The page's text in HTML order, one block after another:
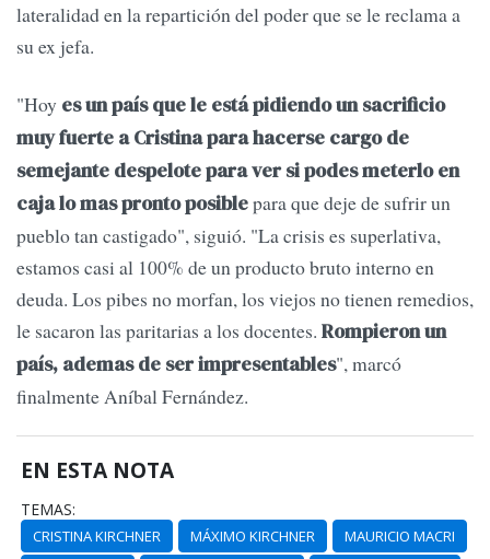
lateralidad en la repartición del poder que se le reclama a
su ex jefa.
"Hoy es un país que le está pidiendo un sacrificio
muy fuerte a Cristina para hacerse cargo de
semejante despelote para ver si podes meterlo en
caja lo mas pronto posiblepara que deje de sufrir un
pueblo tan castigado", siguió. "La crisis es superlativa,
estamos casi al 100% de un producto bruto interno en
deuda. Los pibes no morfan, los viejos no tienen remedios,
le sacaron las paritarias a los docentes. Rompieron un
país, ademas de ser impresentables", marcó
finalmente Aníbal Fernández.
EN ESTA NOTA
TEMAS:
CRISTINA KIRCHNER MÁXIMO KIRCHNER
MAURICIO MACRI